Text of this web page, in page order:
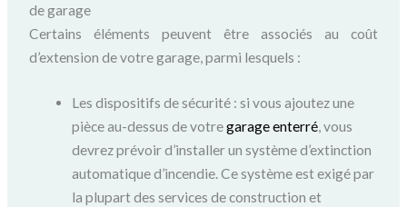
de garage
Certains éléments peuvent être associés au coût
d’extension de votre garage, parmi lesquels :
Les dispositifs de sécurité : si vous ajoutez une
pièce au-dessus de votregarageenterré, vous
devrez prévoir d’installer un système d’extinction
automatique d’incendie. Ce système est exigé par
la plupart des services de construction et